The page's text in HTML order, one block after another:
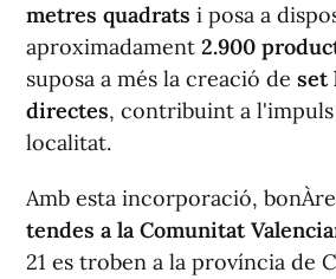
metres quadrats i posa a
aproximadament 2.900
suposa a més la creació de set
directes, contribuint a
localitat.
Amb esta incorporació,
tendes a la Comunitat
21 es troben a la província de